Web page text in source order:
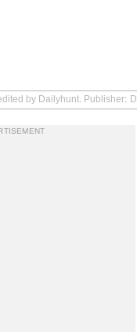
by Dailyhunt. Publisher: